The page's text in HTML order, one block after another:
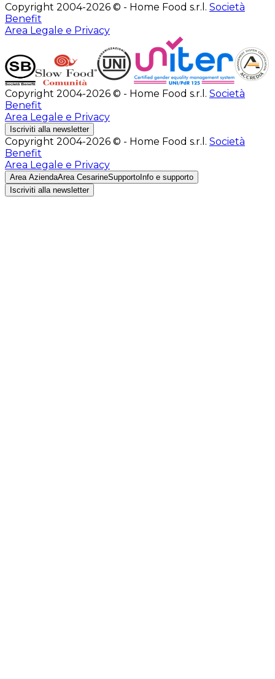
Copyright 2004-2026 © - Home Food s.r.l. Società
Benefit
Area Legale e Privacy
Copyright 2004-2026 © - Home Food s.r.l. Società
Benefit
Area Legale e Privacy
Iscriviti alla newsletter
Copyright 2004-2026 © - Home Food s.r.l. Società
Benefit
Area Legale e Privacy
Area AziendaArea CesarineSupporto Info e supporto
Iscriviti alla newsletter